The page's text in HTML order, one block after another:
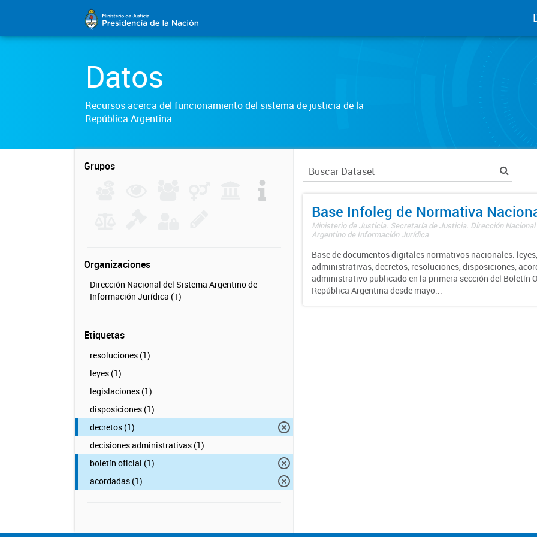
Datos
Recursos acerca del funcionamiento del sistema de justicia de la
República Argentina.
Grupos
Organizaciones
Dirección Nacional del Sistema Argentino de
Información Jurídica (1)
Etiquetas
resoluciones (1)
leyes (1)
legislaciones (1)
disposiciones (1)
decretos (1)
decisiones administrativas (1)
boletín oficial (1)
acordadas (1)
Base Infoleg de Normativa
Ministerio de Justicia. Secretaría de Justicia. Dirección Nacional
Argentino de Información Jurídica
Base de documentos digitales normativos nacionales:
administrativas, decretos, resoluciones, disposiciones,
administrativo publicado en la primera sección del Boletín
República Argentina desde mayo...